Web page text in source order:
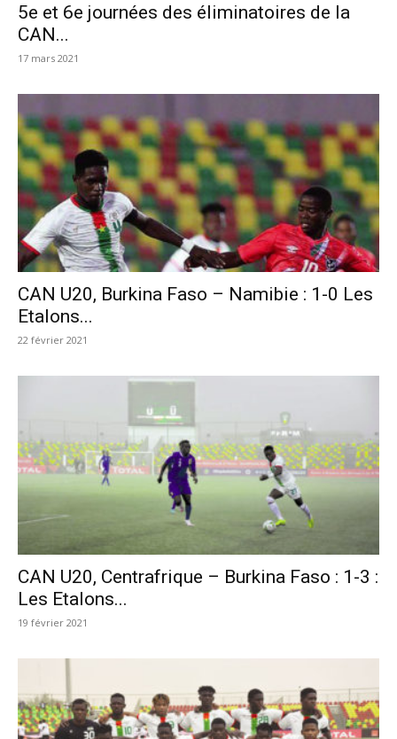
5e et 6e journées des éliminatoires de la
CAN...
17 mars 2021
CAN U20, Burkina Faso – Namibie : 1-0 Les
Etalons...
22 février 2021
CAN U20, Centrafrique – Burkina Faso : 1-3 :
Les Etalons...
19 février 2021